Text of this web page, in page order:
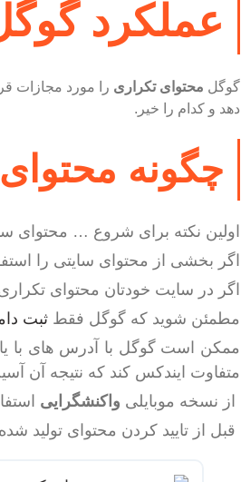
عملکرد
گوگل محتوای تکراری را مورد مجازات
دهد و کدام را خیر.
چگونه
اولین نکته برای شروع … محتوای
اگر بخشی از محتوای سایتی را
اگر در سایت خودتان محتوای تکراری دارید از
مطمئن شوید که گوگل فقط ثبت
متفاوت ایندکس کند که نتیجه آن
از نسخه موبایلی واکنشگرایی
قبل از تایید کردن محتوای تولید